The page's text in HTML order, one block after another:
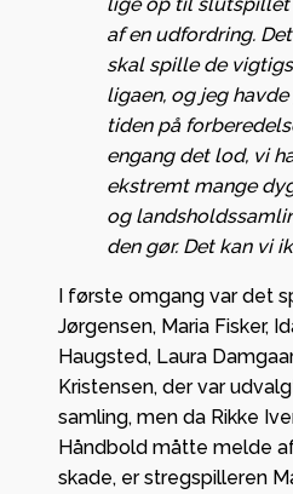
lige op til slutspillet
af en udfordring.
skal spille de
ligaen, og jeg
tiden på
engang det lod, vi
ekstremt mange
og
den gør. Det kan vi
I første omgang var det
Jørgensen, Maria Fisker,
Haugsted, Laura
Kristensen, der var
samling, men da Rikke
Håndbold måtte melde
skade, er stregspilleren